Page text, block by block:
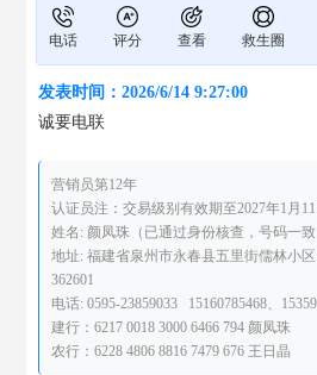
电话 评分 查看 救生圈
发表时间：2026/6/14 9:27:00
诚要电联
营销员第12年
认证员注：交易级别有效期至2027年1月11
姓名: 颜凤珠（已通过身份核查，号码一致
地址: 福建省泉州市永春县五里街儒林小
362601
电话: 0595-23859033 15160785468、
建行：6217 0018 3000 6466 794 颜凤珠
农行：6228 4806 8816 7479 676 王日晶